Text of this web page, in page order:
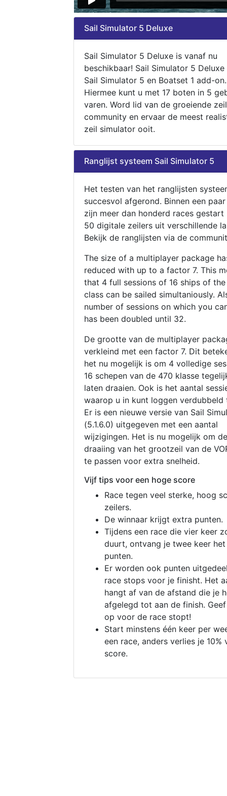
Sail Simulator 5 Deluxe
Sail Simulator 5 Deluxe is vanaf nu
beschikbaar! Sail Simulator 5
Sail Simulator 5 en Boatset 1 add-on.
Hiermee kunt u met 17 boten in 5
varen. Word lid van de groeiende zeil
community en ervaar de meest
zeil simulator ooit.
Ranglijst systeem Sail Simulator 5
Het testen van het ranglijsten
succesvol afgerond. Binnen een
zijn meer dan honderd races gestart
50 digitale zeilers uit verschillende
Bekijk de ranglijsten via de
The size of a multiplayer package
reduced with up to a factor 7. This
that 4 full sessions of 16 ships of
class can be sailed simultaniously.
number of sessions on which you
has been doubled until 32.
De grootte van de multiplayer
verkleind met een factor 7. Dit
het nu mogelijk is om 4 volledige
16 schepen van de 470 klasse
laten draaien. Ook is het aantal
waarop u in kunt loggen verdubbeld
Er is een nieuwe versie van Sail
(5.1.6.0) uitgegeven met een aantal
wijzigingen. Het is nu mogelijk om de
draaiing van het grootzeil van de
te passen voor extra snelheid.
Vijf tips voor een hoge score
Race tegen veel sterke, hoog
zeilers.
De winnaar krijgt extra punten.
Tijdens een race die vier keer
duurt, ontvang je twee keer
punten.
Er worden ook punten
race stops voor je finisht. Het
hangt af van de afstand die je
afgelegd tot aan de finish.
op voor de race stopt!
Start minstens één keer per
een race, anders verlies je 10%
score.